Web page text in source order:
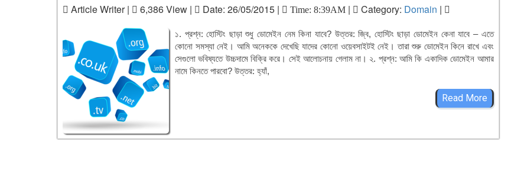
Article Writer | 6,386 View | Date: 26/05/2015 | Time: 8:39AM | Category: Domain |
১. প্রশ্ন: হোস্টিং ছাড়া শুধু ডোমেইন নেম কিনা যাবে? উত্তর: জ্বি, হোস্টিং ছাড়া ডোমেইন কেনা যাবে – এতে
কোনো সমস্যা নেই। আমি অনেককে দেখেছি যাদের কোনো ওয়েবসাইটই নেই। তারা শুরু ডোমেইন কিনে রাখে এবং
সেগুলো ভবিষ্যতে উচ্চদামে বিক্রি করে। সেই আলোচনায় গেলাম না। ২. প্রশ্ন: আমি কি একাদিক ডোমেইন আমার
নামে কিনতে পারবো? উত্তর: হ্যাঁ,
Read More